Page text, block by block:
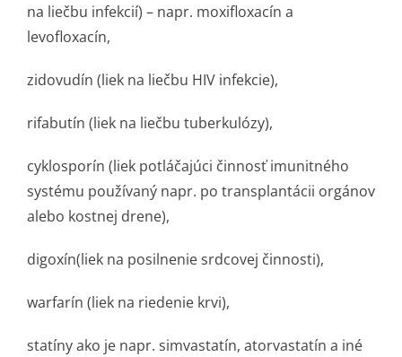
na liečbu infekcií) – napr. moxifloxacín a
levofloxacín,
zidovudín (liek na liečbu HIV infekcie),
rifabutín (liek na liečbu tuberkulózy),
cyklosporín (liek potláčajúci činnosť imunitného
systému používaný napr. po transplantácii orgánov
alebo kostnej drene),
digoxín(liek na posilnenie srdcovej činnosti),
warfarín (liek na riedenie krvi),
statíny ako je napr. simvastatín, atorvastatín a iné